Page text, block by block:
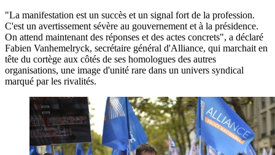
"La manifestation est un succès et un signal fort de la profession.
C'est un avertissement sévère au gouvernement et à la présidence.
On attend maintenant des réponses et des actes concrets", a déclaré
Fabien Vanhemelryck, secrétaire général d'Alliance, qui marchait en
tête du cortège aux côtés de ses homologues des autres
organisations, une image d'unité rare dans un univers syndical
marqué par les rivalités.